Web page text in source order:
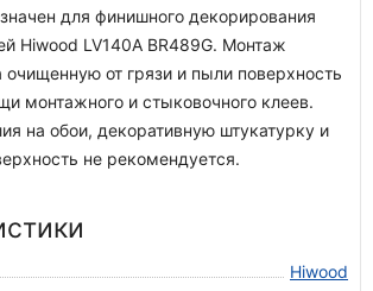
для финишного декорирования
Hiwood LV140A BR489G. Монтаж
очищенную от грязи и пыли поверхность
монтажного и стыковочного клеев.
на обои, декоративную штукатурку и
не рекомендуется.
Hiwood